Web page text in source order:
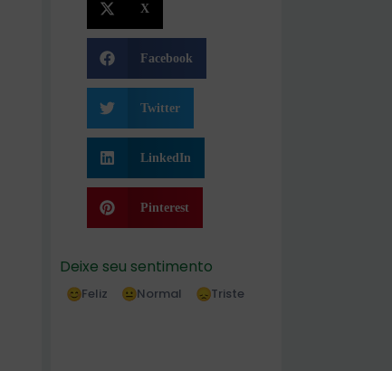
X
Facebook
Twitter
LinkedIn
Pinterest
Deixe seu sentimento
Feliz Normal Triste